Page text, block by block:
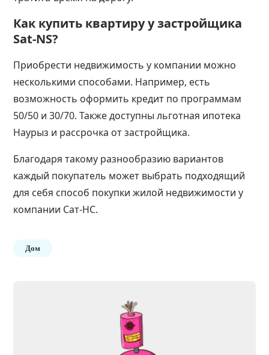
Как купить квартиру у застройщика
Sat-NS?
Приобрести недвижимость у компании можно
несколькими способами. Например, есть
возможность оформить кредит по программам
50/50 и 30/70. Также доступны льготная ипотека
Наурыз и рассрочка от застройщика.
Благодаря такому разнообразию вариантов
каждый покупатель может выбрать подходящий
для себя способ покупки жилой недвижимости у
компании Сат-НС.
Дом